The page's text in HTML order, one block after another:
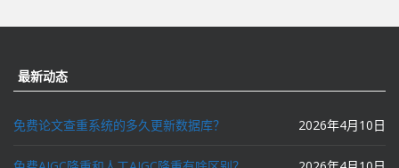
最新动态
免费论文查重系统的多久更新数据库？ 2026年4月10日